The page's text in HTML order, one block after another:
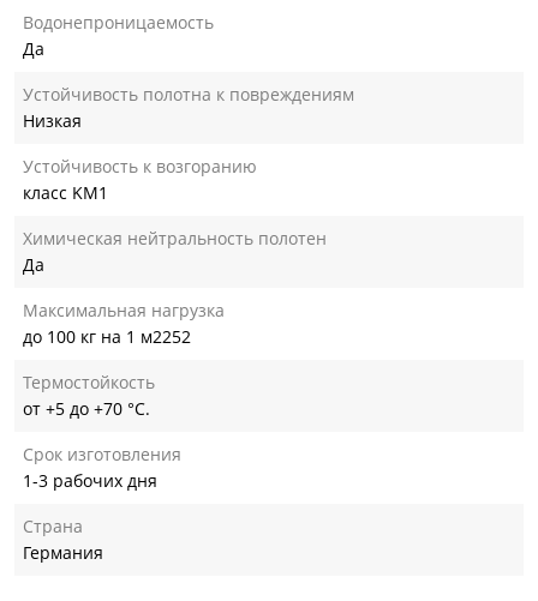
Водонепроницаемость
Да
Устойчивость полотна к повреждениям
Низкая
Устойчивость к возгоранию
класс KM1
Химическая нейтральность полотен
Да
Максимальная нагрузка
до 100 кг на 1 м2252
Термостойкость
от +5 до +70 °С.
Срок изготовления
1-3 рабочих дня
Страна
Германия